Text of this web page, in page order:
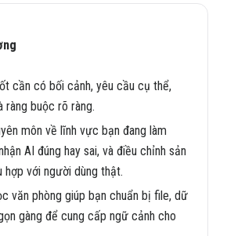
cần có bối cảnh, yêu cầu cụ thể,
ràng buộc rõ ràng.
môn về lĩnh vực bạn đang làm
AI đúng hay sai, và điều chỉnh sản
hợp với người dùng thật.
văn phòng giúp bạn chuẩn bị file, dữ
gàng để cung cấp ngữ cảnh cho